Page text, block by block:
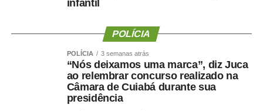
WhatsApp
Facebook
Twitter
Messenger
LinkedIn
Share
infantil
POLÍCIA
POLÍCIA 3 semanas atrás
“Nós deixamos uma marca”, diz Juca
ao relembrar concurso realizado na
Câmara de Cuiabá durante sua
presidência